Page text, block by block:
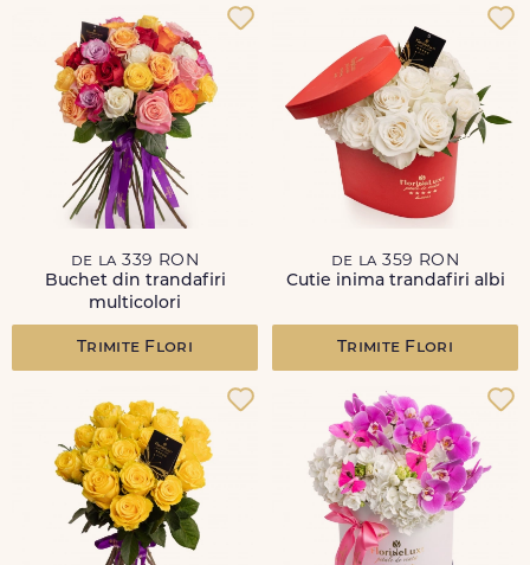
de la 339 RON
Buchet din trandafiri
multicolori
Trimite Flori
de la 359 RON
Cutie inima trandafiri albi
Trimite Flori